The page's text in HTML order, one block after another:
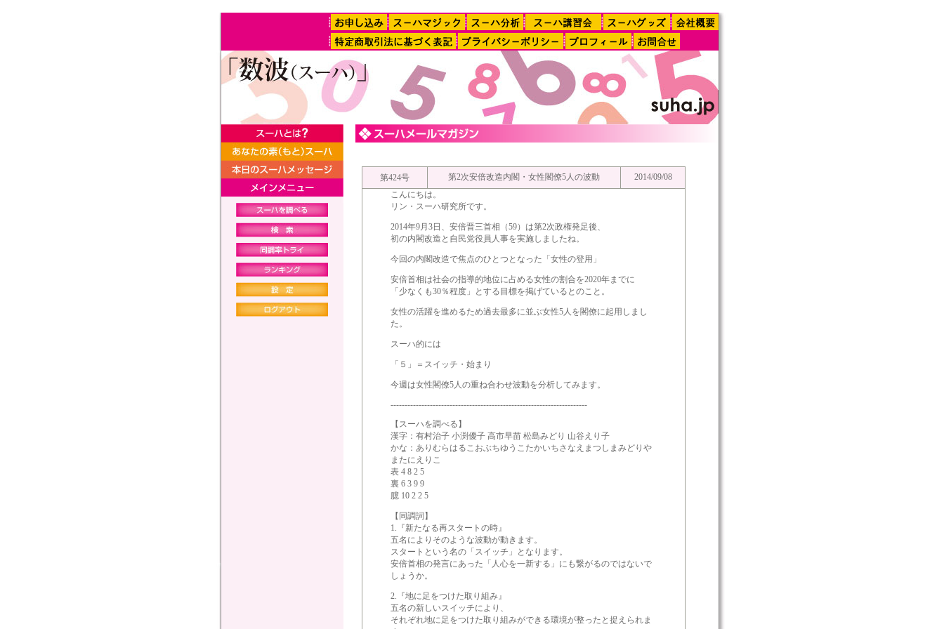
第424号 第2次安倍改造内閣・女性閣僚5人の波動
2014/09/08
こんにちは。
リン・スーハ研究所です。
2014年9月3日、安倍晋三首相（59）は第2次政権発足後、
初の内閣改造と自民党役員人事を実施しましたね。
今回の内閣改造で焦点のひとつとなった「女性の登用」
安倍首相は社会の指導的地位に占める女性の割合を2020年までに
「少なくも30％程度」とする目標を掲げているとのこと。
女性の活躍を進めるため過去最多に並ぶ女性5人を閣僚に起用しまし
た。
スーハ的には
「５」＝スイッチ・始まり
今週は女性閣僚5人の重ね合わせ波動を分析してみます。
----------------------------------------------------------------------
【スーハを調べる】
漢字：有村治子 小渕優子 高市早苗 松島みどり 山谷えり子
かな：ありむらはるこおぶちゆうこたかいちさなえまつしまみどりや
またにえりこ
表 4 8 2 5
裏 6 3 9 9
臆 10 2 2 5
【同調詞】
1.『新たなる再スタートの時』
五名によりそのような波動が動きます。
スタートという名の「スイッチ」となります。
安倍首相の発言にあった「人心を一新する」にも繋がるのではないで
しょうか。
2.『地に足をつけた取り組み』
五名の新しいスイッチにより、
それぞれ地に足をつけた取り組みができる環境が整ったと捉えられま